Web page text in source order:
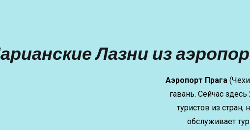
Лазни из
Аэропорт Прага
гавань. Сейчас
туристов из
обслуживает